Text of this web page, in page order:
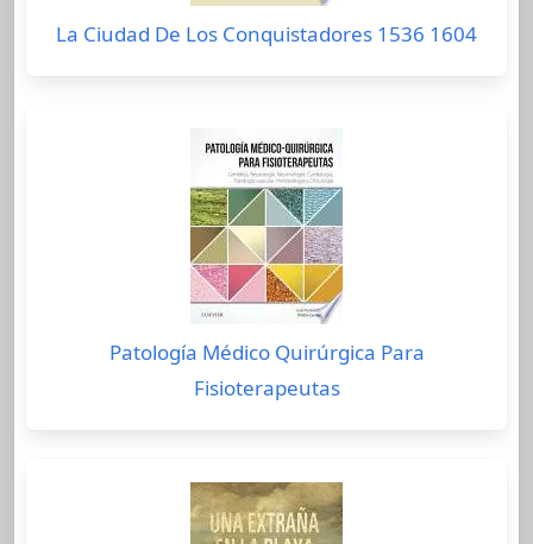
La Ciudad De Los Conquistadores 1536 1604
Patología Médico Quirúrgica Para
Fisioterapeutas